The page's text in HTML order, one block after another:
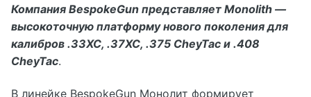
Компания BespokeGun представляет Monolith —
высокоточную платформу нового поколения для
калибров .33XC, .37XC, .375 CheyTac и .408
CheyTac.
В линейке BespokeGun Монолит формирует